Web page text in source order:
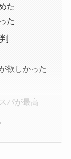
た
た
欲しかった
パが最高